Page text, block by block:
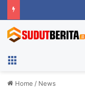
Home / News